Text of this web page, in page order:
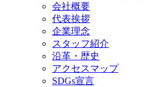
会社概要
代表挨拶
企業理念
スタッフ紹介
沿革・歴史
アクセスマップ
SDGs宣言